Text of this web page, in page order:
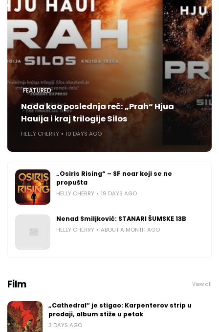
FEATURED
Nada kao poslednja reč: „Prah“ Hjua
Hauija i kraj trilogije Silos
HELLY CHERRY 10 DAYS AGO
„Osiris Rising“ – SF noar koji se ne
propušta
HELLY CHERRY 19 DAYS AGO
Nenad Smiljković: STANARI ŠUMSKE 13B
HELLY CHERRY ABOUT A MONTH AGO
Film View all
„Cathedral“ je stigao: Karpenterov strip u
prodaji, album stiže u petak
3 DAYS AGO